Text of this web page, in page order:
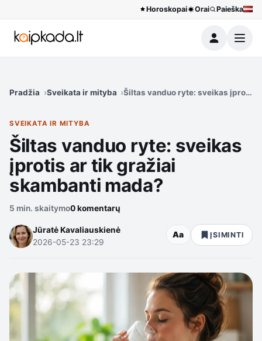
Horoskopai Orai Paieška
Meniu
Pradžia Sveikata ir mityba Šiltas vanduo ryte: sveikas įprotis
SVEIKATA IR MITYBA
Šiltas vanduo ryte: sveikas
įprotis ar tik gražiai
skambanti mada?
5 min. skaitymo0 komentarų
Jūratė Kavaliauskienė
2026-05-23 23:29
Aa ĮSIMINTI